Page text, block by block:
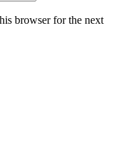
browser for the next